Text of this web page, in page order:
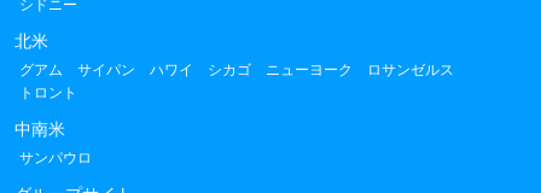
シドニー
北米
グアム サイパン ハワイ シカゴ ニューヨーク
ロサンゼルス
トロント
中南米
サンパウロ